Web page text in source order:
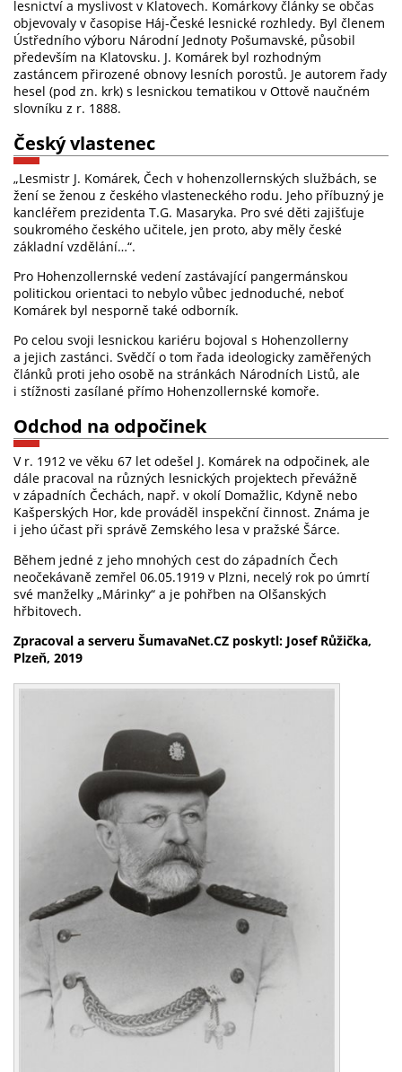
lesnictví a myslivost v Klatovech. Komárkovy články se občas
objevovaly v časopise Háj-České lesnické rozhledy. Byl členem
Ústředního výboru Národní Jednoty Pošumavské, působil
především na Klatovsku. J. Komárek byl rozhodným
zastáncem přirozené obnovy lesních porostů. Je autorem řady
hesel (pod zn. krk) s lesnickou tematikou v Ottově naučném
slovníku z r. 1888.
Český vlastenec
„Lesmistr J. Komárek, Čech v hohenzollernských službách, se
žení se ženou z českého vlasteneckého rodu. Jeho příbuzný je
kancléřem prezidenta T.G. Masaryka. Pro své děti zajišťuje
soukromého českého učitele, jen proto, aby měly české
základní vzdělání…“.
Pro Hohenzollernské vedení zastávající pangermánskou
politickou orientaci to nebylo vůbec jednoduché, neboť
Komárek byl nesporně také odborník.
Po celou svoji lesnickou kariéru bojoval s Hohenzollerny
a jejich zastánci. Svědčí o tom řada ideologicky zaměřených
článků proti jeho osobě na stránkách Národních Listů, ale
i stížnosti zasílané přímo Hohenzollernské komoře.
Odchod na odpočinek
V r. 1912 ve věku 67 let odešel J. Komárek na odpočinek, ale
dále pracoval na různých lesnických projektech převážně
v západních Čechách, např. v okolí Domažlic, Kdyně nebo
Kašperských Hor, kde prováděl inspekční činnost. Známa je
i jeho účast při správě Zemského lesa v pražské Šárce.
Během jedné z jeho mnohých cest do západních Čech
neočekávaně zemřel 06.05.1919 v Plzni, necelý rok po úmrtí
své manželky „Márinky“ a je pohřben na Olšanských
hřbitovech.
Zpracoval a serveru ŠumavaNet.CZ poskytl: Josef Růžička,
Plzeň, 2019